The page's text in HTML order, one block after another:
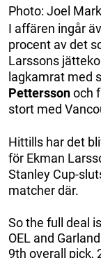
Photo: Joel
I affären ingår
procent av det
Larssons
lagkamrat med
Petterssonoch
stort med
Hittills har det
för Ekman
Stanley Cup-
matcher där.
So the full deal
OEL and
9th overall pick,